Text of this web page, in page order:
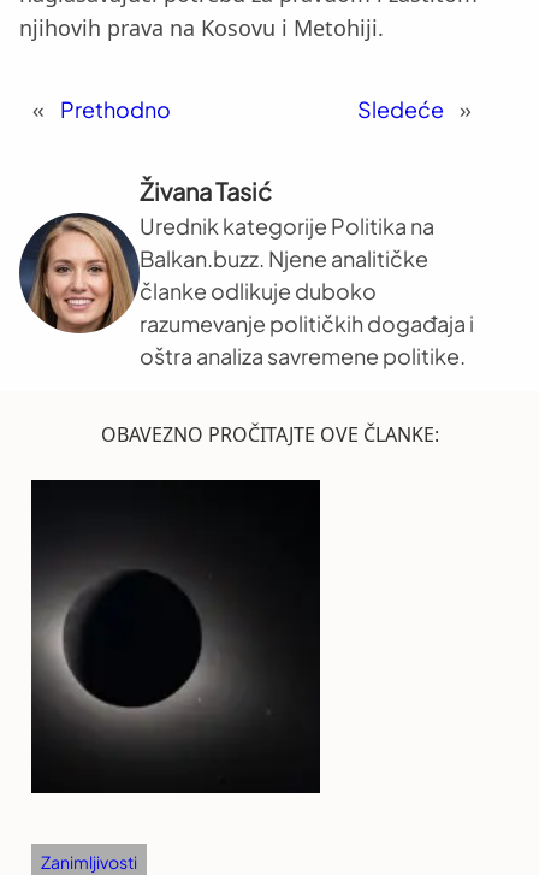
njihovih prava na Kosovu i Metohiji.
« Prethodno Sledeće »
Živana Tasić
Urednik kategorije Politika na
Balkan.buzz. Njene analitičke
članke odlikuje duboko
razumevanje političkih događaja i
oštra analiza savremene politike.
OBAVEZNO PROČITAJTE OVE ČLANKE:
Zanimljivosti